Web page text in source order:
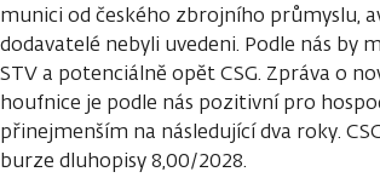
munici od českého zbrojního průmyslu,
dodavatelé nebyli uvedeni. Podle nás by
STV a potenciálně opět CSG. Zpráva o
houfnice je podle nás pozitivní pro
přinejmenším na následující dva roky.
burze dluhopisy 8,00/2028.